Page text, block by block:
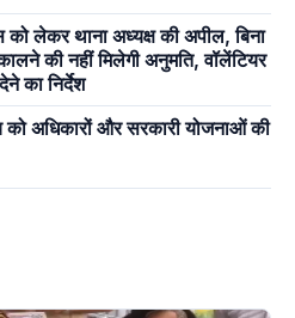
लेकर थाना अध्यक्ष की अपील, बिना
की नहीं मिलेगी अनुमति, वॉलेंटियर
का निर्देश
अधिकारों और सरकारी योजनाओं की